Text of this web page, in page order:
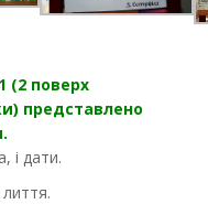
(2 поверх
представлено
і дати.